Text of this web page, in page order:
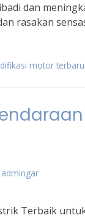
dan
rasakan
motor
admingar
Terbaik